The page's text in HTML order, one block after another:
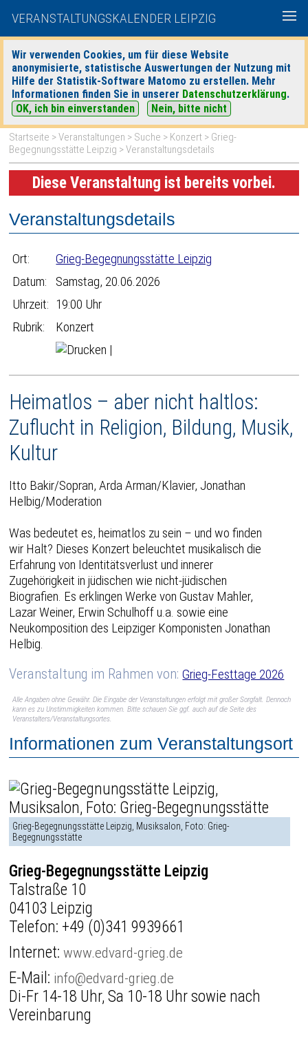
VERANSTALTUNGSKALENDER LEIPZIG
Wir verwenden Cookies, um für diese Website
anonymisierte, statistische Auswertungen der Nutzung mit
Hilfe der Statistik-Software Matomo zu erstellen. Mehr
Informationen finden Sie in unserer Datenschutzerklärung.
OK, ich bin einverstanden
Nein, bitte nicht
heute|morgen| Detaillierte Suche
Startseite >Veranstaltungen > Suche > Konzert > Grieg-
Begegnungsstätte Leipzig > Veranstaltungsdetails
Diese Veranstaltung ist bereits vorbei.
Veranstaltungsdetails
Ort:
Grieg-Begegnungsstätte Leipzig
Datum:
Samstag, 20.06.2026
Uhrzeit: 19:00 Uhr
Rubrik:
Konzert
|
Heimatlos – aber nicht haltlos:
Zuflucht in Religion, Bildung, Musik,
Kultur
Itto Bakir/Sopran, Arda Arman/Klavier, Jonathan
Helbig/Moderation
Was bedeutet es, heimatlos zu sein – und wo finden
wir Halt? Dieses Konzert beleuchtet musikalisch die
Erfahrung von Identitätsverlust und innerer
Zugehörigkeit in jüdischen wie nicht-jüdischen
Biografien. Es erklingen Werke von Gustav Mahler,
Lazar Weiner, Erwin Schulhoff u.a. sowie eine
Neukomposition des Leipziger Komponisten Jonathan
Helbig.
Veranstaltung im Rahmen von:Grieg-Festtage 2026
Alle Angaben ohne Gewähr. Die Eingabe der Veranstaltungen erfolgt mit großer Sorgfalt. Dennoch
kann es zu Unstimmigkeiten kommen. Bitte schauen Sie ggf. auch auf die Seite des
Veranstalters/Veranstaltungsortes.
Informationen zum Veranstaltungsort
Grieg-Begegnungsstätte Leipzig, Musiksalon, Foto: Grieg-
Begegnungsstätte
Grieg-Begegnungsstätte Leipzig
Talstraße 10
04103 Leipzig
Telefon: +49 (0)341 9939661
Internet:www.edvard-grieg.de
E-Mail: info@edvard-grieg.de
Di-Fr 14-18 Uhr, Sa 10-18 Uhr sowie nach
Vereinbarung